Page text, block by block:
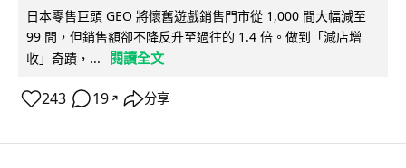
日本零售巨頭 GEO 將懷舊遊戲銷售門市從 1,000 間大幅減至
99 間，但銷售額卻不降反升至過往的 1.4 倍。做到「減店增
收」奇蹟，...
閱讀全文
243 19 ↗ 分享